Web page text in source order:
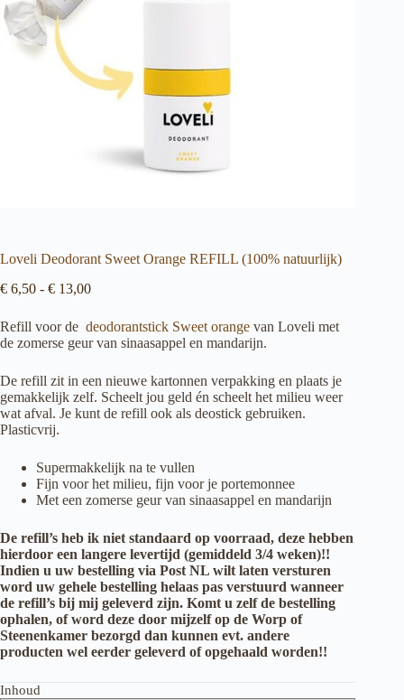
Loveli Deodorant Sweet Orange REFILL (100% natuurlijk)
€ 6,50 - € 13,00Prijsklasse:
tot
€ 13,00
Refill voor de deodorantstick Sweet orange van Loveli met
de zomerse geur van sinaasappel en mandarijn.
De refill zit in een nieuwe kartonnen verpakking en plaats je
gemakkelijk zelf. Scheelt jou geld én scheelt het milieu weer
wat afval. Je kunt de refill ook als deostick gebruiken.
Plasticvrij.
Supermakkelijk na te vullen
Fijn voor het milieu, fijn voor je portemonnee
Met een zomerse geur van sinaasappel en mandarijn
De refill’s heb ik niet standaard op voorraad, deze hebben
hierdoor een langere levertijd (gemiddeld 3/4 weken)!!
Indien u uw bestelling via Post NL wilt laten versturen
word uw gehele bestelling helaas pas verstuurd wanneer
de refill’s bij mij geleverd zijn. Komt u zelf de bestelling
ophalen, of word deze door mijzelf op de Worp of
Steenenkamer bezorgd dan kunnen evt. andere
producten wel eerder geleverd of opgehaald worden!!
Inhoud